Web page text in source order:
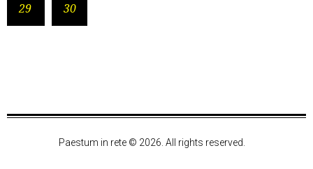
29 30
Paestum in rete © 2026. All rights reserved.